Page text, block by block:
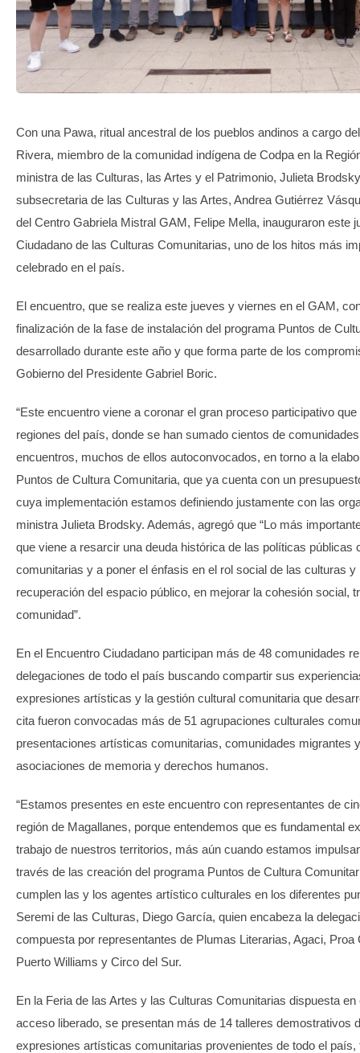
Con una Pawa, ritual ancestral de los pueblos andinos a cargo
Rivera, miembro de la comunidad indígena de Codpa en la
ministra de las Culturas, las Artes y el Patrimonio, Julieta
subsecretaria de las Culturas y las Artes, Andrea Gutiérrez
del Centro Gabriela Mistral GAM, Felipe Mella, inauguraron este
Ciudadano de las Culturas Comunitarias, uno de los hitos más
celebrado en el país.
El encuentro, que se realiza este jueves y viernes en el GAM,
finalización de la fase de instalación del programa Puntos de
desarrollado durante este año y que forma parte de los
Gobierno del Presidente Gabriel Boric.
“Este encuentro viene a coronar el gran proceso participativo
regiones del país, donde se han sumado cientos de
encuentros, muchos de ellos autoconvocados, en torno a la
Puntos de Cultura Comunitaria, que ya cuenta con un
cuya implementación estamos definiendo justamente con las
ministra Julieta Brodsky. Además, agregó que “Lo más
que viene a resarcir una deuda histórica de las políticas públicas
comunitarias y a poner el énfasis en el rol social de las culturas y
recuperación del espacio público, en mejorar la cohesión social,
comunidad”.
En el Encuentro Ciudadano participan más de 48 comunidades
delegaciones de todo el país buscando compartir sus
expresiones artísticas y la gestión cultural comunitaria que
cita fueron convocadas más de 51 agrupaciones culturales
presentaciones artísticas comunitarias, comunidades migrantes
asociaciones de memoria y derechos humanos.
“Estamos presentes en este encuentro con representantes de
región de Magallanes, porque entendemos que es fundamental
trabajo de nuestros territorios, más aún cuando estamos
través de las creación del programa Puntos de Cultura
cumplen las y los agentes artístico culturales en los diferentes
Seremi de las Culturas, Diego García, quien encabeza la
compuesta por representantes de Plumas Literarias, Agaci, Proa
Puerto Williams y Circo del Sur.
En la Feria de las Artes y las Culturas Comunitarias dispuesta
acceso liberado, se presentan más de 14 talleres demostrativos
expresiones artísticas comunitarias provenientes de todo el